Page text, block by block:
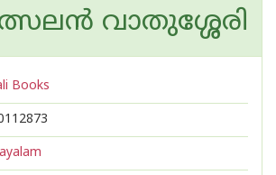
വാതുശ്ശേരി
Books